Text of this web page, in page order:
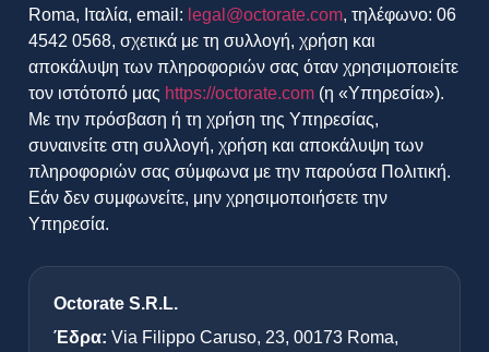
Roma, Ιταλία, email: legal@octorate.com, τηλέφωνο: 06
4542 0568, σχετικά με τη συλλογή, χρήση και
αποκάλυψη των πληροφοριών σας όταν χρησιμοποιείτε
τον ιστότοπό μας https://octorate.com (η «Υπηρεσία»).
Με την πρόσβαση ή τη χρήση της Υπηρεσίας,
συναινείτε στη συλλογή, χρήση και αποκάλυψη των
πληροφοριών σας σύμφωνα με την παρούσα Πολιτική.
Εάν δεν συμφωνείτε, μην χρησιμοποιήσετε την
Υπηρεσία.
Octorate S.R.L.
Έδρα: Via Filippo Caruso, 23, 00173 Roma,